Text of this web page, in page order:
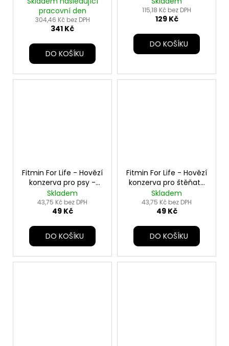
pracovní den
304,46 Kč bez DPH
341 Kč
DO KOŠÍKU
115,18 Kč bez DPH
129 Kč
DO KOŠÍKU
Fitmin For Life - Hovězí
konzerva pro psy -
400 g
Skladem
43,75 Kč bez DPH
49 Kč
DO KOŠÍKU
Fitmin For Life - Hovězí
konzerva pro štěňata
- 400 g
Skladem
43,75 Kč bez DPH
49 Kč
DO KOŠÍKU